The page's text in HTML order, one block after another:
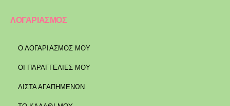
ΛΟΓΑΡΙΑΣΜΟΣ
Ο ΛΟΓΑΡΙΑΣΜΟΣ ΜΟΥ
ΟΙ ΠΑΡΑΓΓΕΛΙΕΣ ΜΟΥ
ΛΙΣΤΑ ΑΓΑΠΗΜΕΝΩΝ